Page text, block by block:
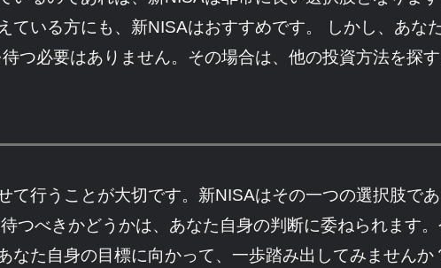
ている方にも、新NISAはおすすめです。 しかし、あな
つ必要はありません。その場合は、他の投資方法を探す
て行うことが大切です。新NISAはその一つの選択肢で
つべきかどうかは、あなた自身の判断に委ねられます
なた自身の目標に向かって、一歩踏み出してみませんか